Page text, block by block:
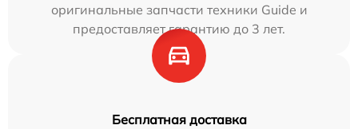
оригинальные запчасти техники Guide и
предоставляет гарантию до 3 лет.
Бесплатная доставка